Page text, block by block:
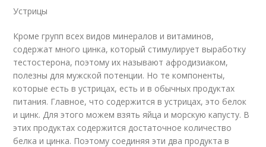
Устрицы
Кроме групп всех видов минералов и витаминов,
содержат много цинка, который стимулирует выработку
тестостерона, поэтому их называют афродизиаком,
полезны для мужской потенции. Но те компоненты,
которые есть в устрицах, есть и в обычных продуктах
питания. Главное, что содержится в устрицах, это белок
и цинк. Для этого можем взять яйца и морскую капусту. В
этих продуктах содержится достаточное количество
белка и цинка. Поэтому соединяя эти два продукта в